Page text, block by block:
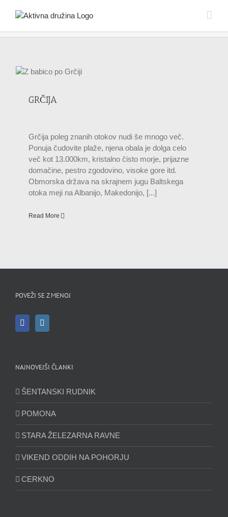
GRČIJA
Grčija poleg znanih otokov nudi še mnogo več.
Ponuja čudovite plaže, njena obala je dolga celo
več kot 13.000km, kristalno čisto morje, prijazne
domačine, pestro zgodovino, visoke gore itd.
Obmorska država na skrajnem jugu Baltskega
otoka meji na Albanijo, Makedonijo, [...]
Read More
POVEŽI SE Z MENOJ
NAJNOVEJŠI ČLANKI
ŠENTANSKI RUDNIK
POMONA
STARA ŽELEZARNA RAVNE
VIKEND ODDIH NA POHORJU
CERKNO